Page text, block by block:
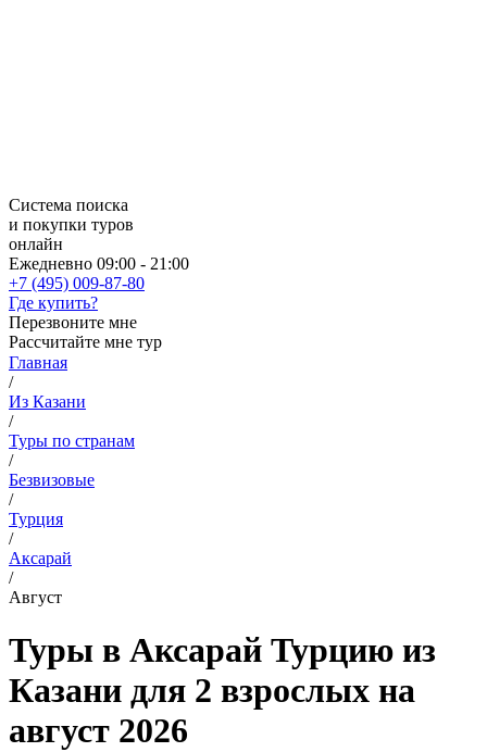
Система поиска
и покупки туров
онлайн
Ежедневно 09:00 - 21:00
+7 (495) 009-87-80
Где купить?
Перезвоните мне
Рассчитайте мне тур
Главная
/
Из Казани
/
Туры по странам
/
Безвизовые
/
Турция
/
Аксарай
/
Август
Туры в Аксарай Турцию из
Казани для 2 взрослых на
август 2026